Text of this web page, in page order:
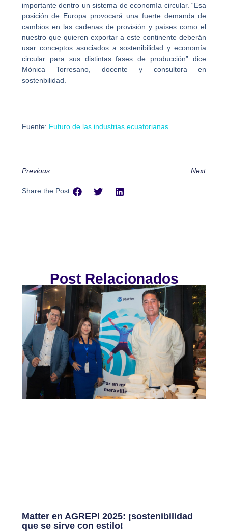
importante dentro un sistema de economía circular. “Esa
posición de Europa provocará una fuerte demanda de
cambios en las cadenas de provisión y países como el
nuestro que quieren exportar a este continente deberán
usar conceptos asociados a sostenibilidad y economía
circular para sus distintas fases de producción” dice
Mónica Torresano, docente y consultora en
sostenbilidad.
Fuente: Futuro de las industrias ecuatorianas
Previous Next
Share the Post:
Post Relacionados
Matter en AGREPI 2025: ¡sostenibilidad
que se sirve con estilo!